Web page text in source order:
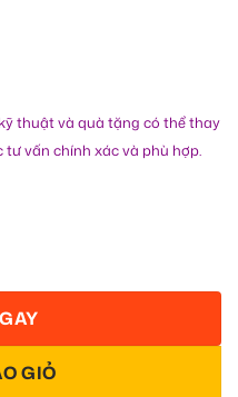
thuật và quà tặng có thể thay
vấn chính xác và phù hợp.
GIỎ